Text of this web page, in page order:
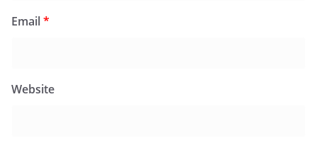
Email*
Website